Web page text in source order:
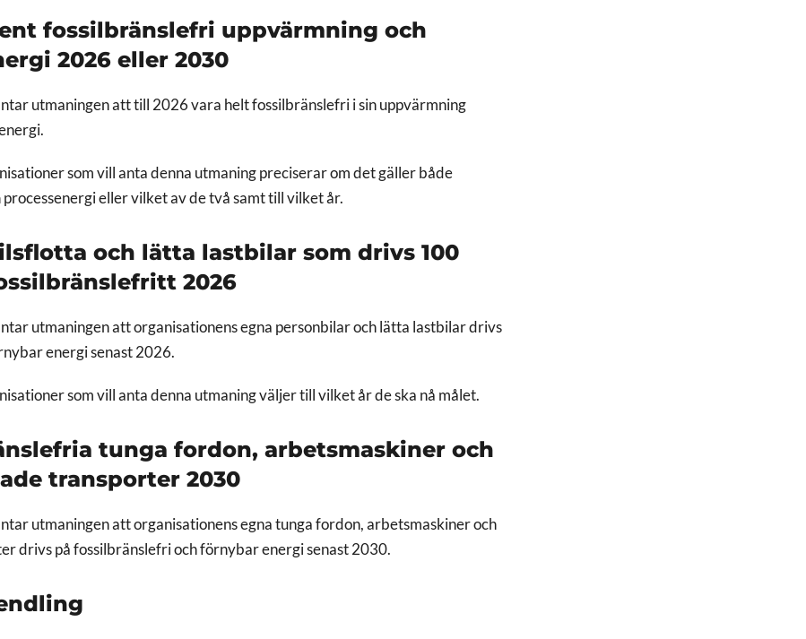
fossilbränslefri uppvärmning och
2026 eller 2030
utmaningen att till 2026 vara helt fossilbränslefri i sin uppvärmning
som vill anta denna utmaning preciserar om det gäller både
eller vilket av de två samt till vilket år.
och lätta lastbilar som drivs 100
2026
utmaningen att organisationens egna personbilar och lätta lastbilar drivs
energi senast 2026.
som vill anta denna utmaning väljer till vilket år de ska nå målet.
tunga fordon, arbetsmaskiner och
transporter 2030
utmaningen att organisationens egna tunga fordon, arbetsmaskiner och
drivs på fossilbränslefri och förnybar energi senast 2030.